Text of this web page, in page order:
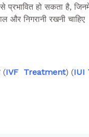
हो सकता है, जिनमें
निगरानी रखनी चाहिए
(IVF Treatment) (IUI